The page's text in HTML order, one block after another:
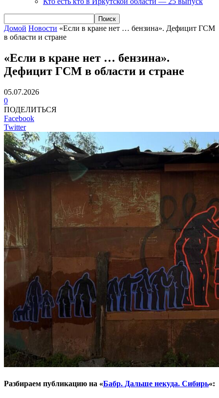
Домой Новости «Если в кране нет … бензина». Дефицит ГСМ
в области и стране
«Если в кране нет … бензина».
Дефицит ГСМ в области и стране
05.07.2026
0
ПОДЕЛИТЬСЯ
Facebook
Twitter
Разбираем публикацию на «Бабр. Дальше некуда. Сибирь«: